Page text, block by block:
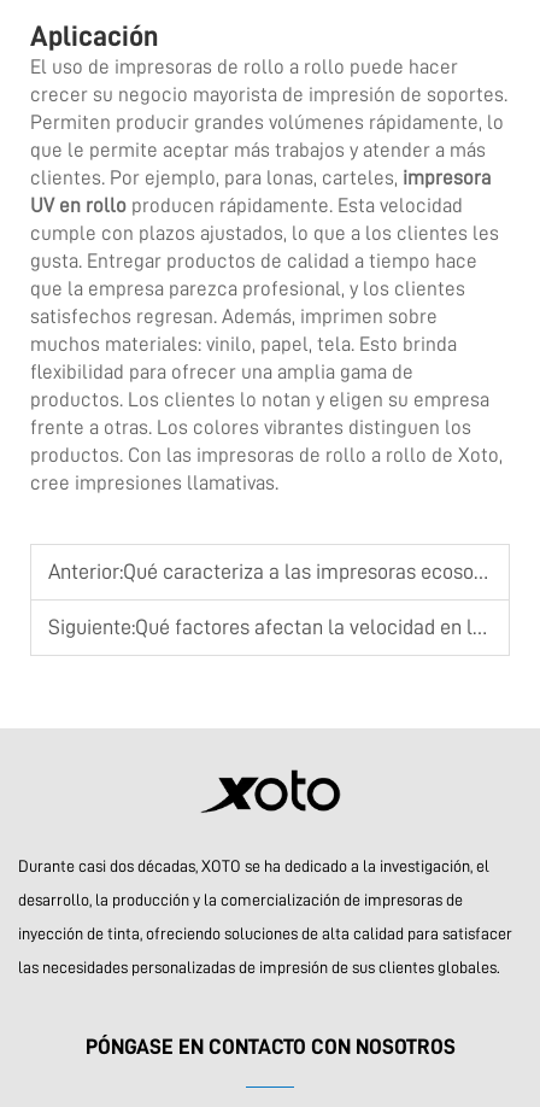
Aplicación
El uso de impresoras de rollo a rollo puede hacer
crecer su negocio mayorista de impresión de soportes.
Permiten producir grandes volúmenes rápidamente, lo
que le permite aceptar más trabajos y atender a más
clientes. Por ejemplo, para lonas, carteles, impresora
UV en rollo producen rápidamente. Esta velocidad
cumple con plazos ajustados, lo que a los clientes les
gusta. Entregar productos de calidad a tiempo hace
que la empresa parezca profesional, y los clientes
satisfechos regresan. Además, imprimen sobre
muchos materiales: vinilo, papel, tela. Esto brinda
flexibilidad para ofrecer una amplia gama de
productos. Los clientes lo notan y eligen su empresa
frente a otras. Los colores vibrantes distinguen los
productos. Con las impresoras de rollo a rollo de Xoto,
cree impresiones llamativas.
Anterior:Qué caracteriza a las impresoras ecosolvente de bajo mantenimiento
Siguiente:Qué factores afectan la velocidad en las impresoras de gran formato
Durante casi dos décadas, XOTO se ha dedicado a la investigación, el
desarrollo, la producción y la comercialización de impresoras de
inyección de tinta, ofreciendo soluciones de alta calidad para satisfacer
las necesidades personalizadas de impresión de sus clientes globales.
PÓNGASE EN CONTACTO CON NOSOTROS